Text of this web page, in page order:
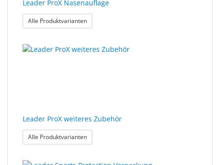
Leader ProX Nasenauflage
Alle Produktvarianten: Leader ProX Nasenauflage
Leader ProX weiteres Zubehör
Alle Produktvarianten: Leader ProX weiteres Zubehör